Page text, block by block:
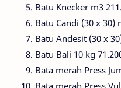
Batu Knecker m3
Batu Candi (30 x 30)
Batu Andesit (30 x
Batu Bali 10 kg
Bata merah Press
Bata merah Press